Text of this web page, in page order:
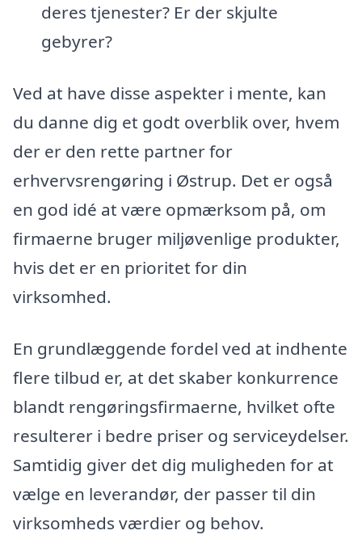
deres tjenester? Er der skjulte
gebyrer?
Ved at have disse aspekter i mente, kan
du danne dig et godt overblik over, hvem
der er den rette partner for
erhvervsrengøring i Østrup. Det er også
en god idé at være opmærksom på, om
firmaerne bruger miljøvenlige produkter,
hvis det er en prioritet for din
virksomhed.
En grundlæggende fordel ved at indhente
flere tilbud er, at det skaber konkurrence
blandt rengøringsfirmaerne, hvilket ofte
resulterer i bedre priser og serviceydelser.
Samtidig giver det dig muligheden for at
vælge en leverandør, der passer til din
virksomheds værdier og behov.